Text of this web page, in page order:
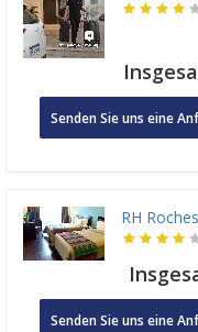
Senden Sie uns eine
RH
Senden Sie uns eine